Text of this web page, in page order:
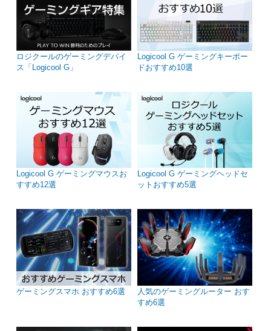
ロジクールのゲーミングデバイ
ス「Logicool G」
Logicool G ゲーミングキーボー
ドおすすめ10選
Logicool G ゲーミングマウスお
すすめ12選
Logicool G ゲーミングヘッドセ
ットおすすめ5選
ゲーミングスマホ おすすめ6選
人気のゲーミングルーター おす
すめ6選